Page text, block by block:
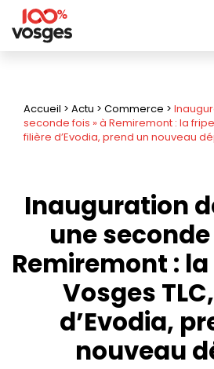
Accueil > Actu > Commerce >
seconde fois » à Remiremont : la
filière d’Evodia, prend un nouveau
Inauguration
une
Remiremont :
Vosges
d’Evodia,
nouveau